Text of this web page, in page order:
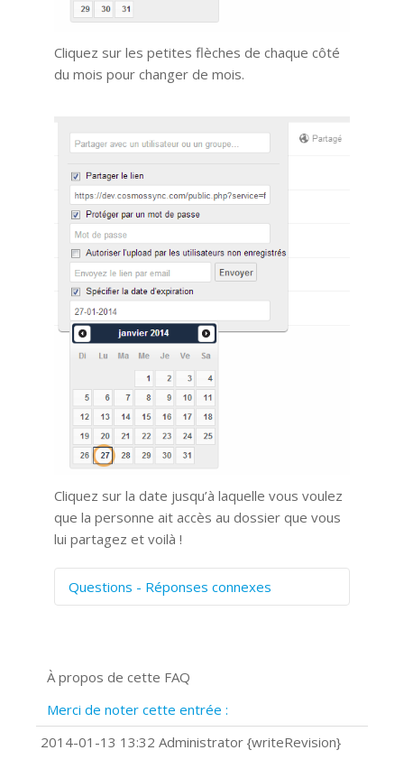
Cliquez sur les petites flèches de chaque côté
du mois pour changer de mois.
Cliquez sur la date jusqu’à laquelle vous voulez
que la personne ait accès au dossier que vous
lui partagez et voilà !
Questions - Réponses connexes
Prise de vue 360°
?
Comment installer Google Chrome ?
À propos de cette FAQ
Merci de noter cette entrée :
2014-01-13 13:32 Administrator {writeRevision}